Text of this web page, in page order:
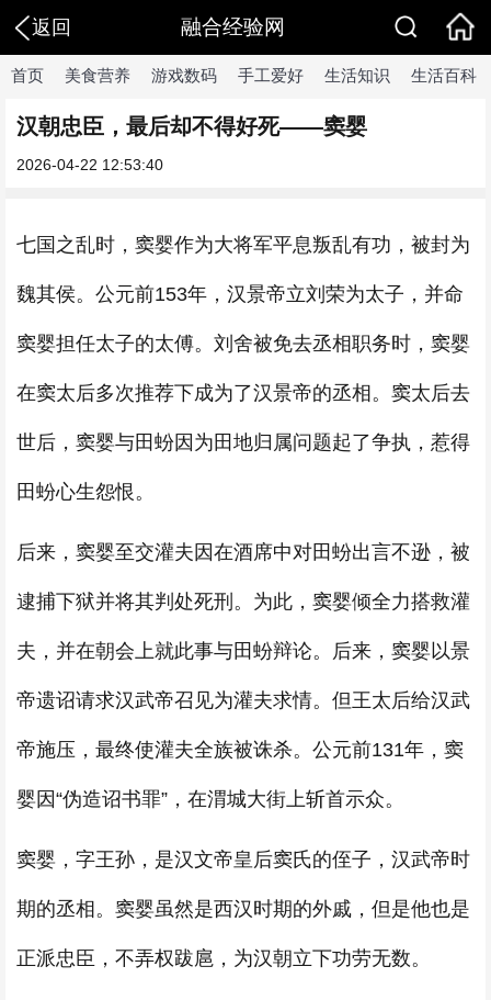
返回 融合经验网
首页 美食营养 游戏数码 手工爱好 生活知识 生活百科
汉朝忠臣，最后却不得好死——窦婴
2026-04-22 12:53:40
七国之乱时，窦婴作为大将军平息叛乱有功，被封为
魏其侯。公元前153年，汉景帝立刘荣为太子，并命
窦婴担任太子的太傅。刘舍被免去丞相职务时，窦婴
在窦太后多次推荐下成为了汉景帝的丞相。窦太后去
世后，窦婴与田蚡因为田地归属问题起了争执，惹得
田蚡心生怨恨。
后来，窦婴至交灌夫因在酒席中对田蚡出言不逊，被
逮捕下狱并将其判处死刑。为此，窦婴倾全力搭救灌
夫，并在朝会上就此事与田蚡辩论。后来，窦婴以景
帝遗诏请求汉武帝召见为灌夫求情。但王太后给汉武
帝施压，最终使灌夫全族被诛杀。公元前131年，窦
婴因“伪造诏书罪”，在渭城大街上斩首示众。
窦婴，字王孙，是汉文帝皇后窦氏的侄子，汉武帝时
期的丞相。窦婴虽然是西汉时期的外戚，但是他也是
正派忠臣，不弄权跋扈，为汉朝立下功劳无数。